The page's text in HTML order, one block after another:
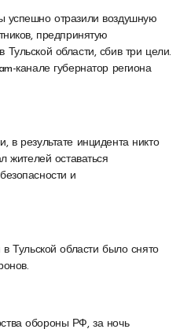
предпринятую
области, сбив три цели.
канале губернатор региона
в результате инцидента никто
жителей оставаться
и
Тульской области было снято
обороны РФ, за ночь